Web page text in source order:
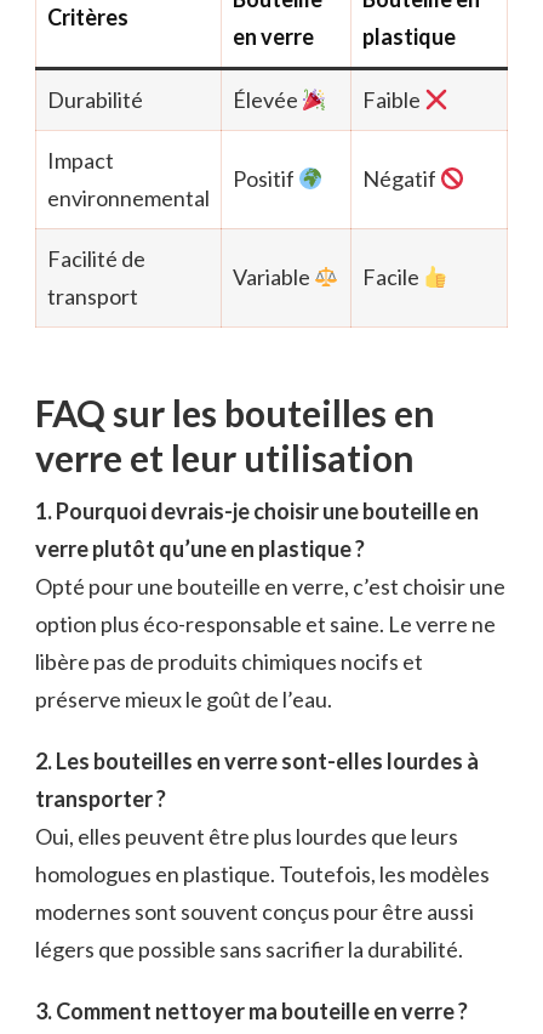
Critères
en verre
plastique
Durabilité Élevée Faible
Impact
environnemental
Positif Négatif
Facilité de
transport
Variable Facile
FAQ sur les bouteilles en
verre et leur utilisation
1. Pourquoi devrais-je choisir une bouteille en
verre plutôt qu’une en plastique ?
Opté pour une bouteille en verre, c’est choisir une
option plus éco-responsable et saine. Le verre ne
libère pas de produits chimiques nocifs et
préserve mieux le goût de l’eau.
2. Les bouteilles en verre sont-elles lourdes à
transporter ?
Oui, elles peuvent être plus lourdes que leurs
homologues en plastique. Toutefois, les modèles
modernes sont souvent conçus pour être aussi
légers que possible sans sacrifier la durabilité.
3. Comment nettoyer ma bouteille en verre ?